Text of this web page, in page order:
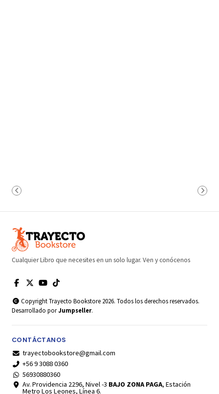
Cualquier Libro que necesites en un solo lugar. Ven y conócenos
Copyright Trayecto Bookstore 2026. Todos los derechos reservados.
Desarrollado porJumpseller.
CONTÁCTANOS
trayectobookstore@gmail.com
+56 9 3088 0360
56930880360
Av. Providencia 2296, Nivel -3 BAJO ZONA PAGA, Estación
Metro Los Leones, Línea 6.